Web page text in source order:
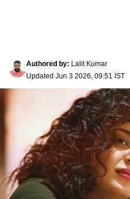
Authored by: Lalit Kumar
Updated Jun 3 2026, 09:51 IST